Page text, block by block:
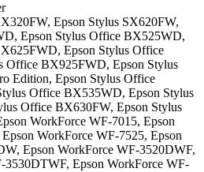
Epson Stylus SX620FW,
Epson Stylus Office BX525WD,
Epson Stylus Office
Office BX925FWD, Epson Stylus
Edition, Epson Stylus Office
Office BX535WD, Epson Stylus
Office BX630FW, Epson Stylus
WorkForce WF-7015, Epson
WorkForce WF-7525, Epson
Epson WorkForce WF-3520DWF,
3530DTWF, Epson WorkForce WF-